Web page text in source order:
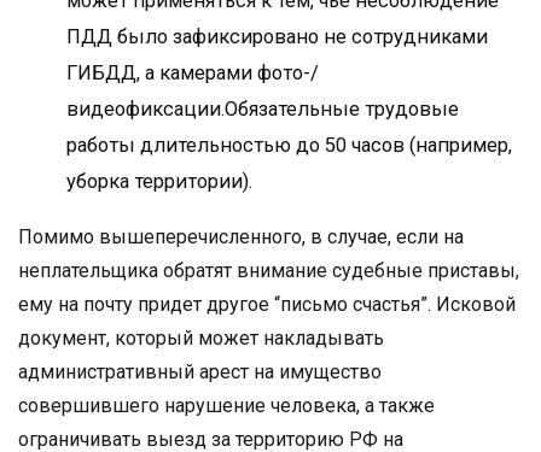
ПДД было зафиксировано не сотрудниками
ГИБДД, а камерами фото-/
видеофиксации.Обязательные трудовые
работы длительностью до 50 часов (например,
уборка территории).
Помимо вышеперечисленного, в случае, если на
неплательщика обратят внимание судебные приставы,
ему на почту придет другое “письмо счастья”. Исковой
документ, который может накладывать
административный арест на имущество
совершившего нарушение человека, а также
ограничивать выезд за территорию РФ на